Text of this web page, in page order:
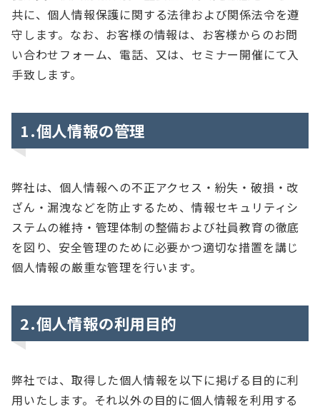
共に、個人情報保護に関する法律および関係法令を遵
守します。なお、お客様の情報は、お客様からのお問
い合わせフォーム、電話、又は、セミナー開催にて入
手致します。
1.個人情報の管理
弊社は、個人情報への不正アクセス・紛失・破損・改
ざん・漏洩などを防止するため、情報セキュリティシ
ステムの維持・管理体制の整備および社員教育の徹底
を図り、安全管理のために必要かつ適切な措置を講じ
個人情報の厳重な管理を行います。
2.個人情報の利用目的
弊社では、取得した個人情報を以下に掲げる目的に利
用いたします。それ以外の目的に個人情報を利用する